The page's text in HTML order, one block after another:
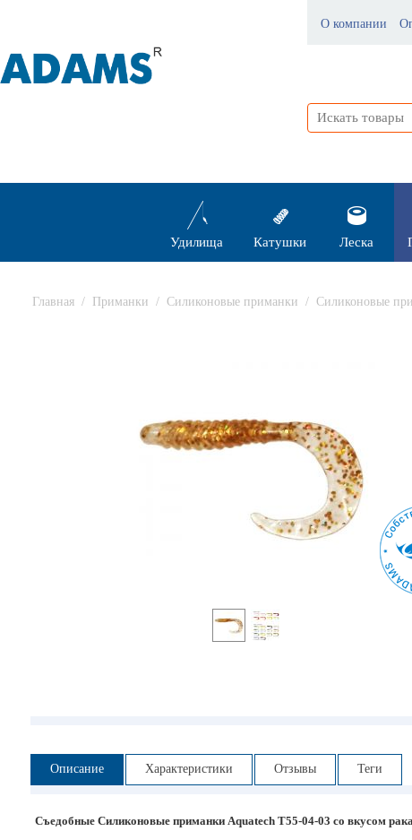
О компании
Удилища Катушки Леска
Главная / Приманки / Силиконовые приманки / Силиконовые
Описание Характеристики Отзывы Теги
Съедобные Силиконовые приманки Aquatech Т55-04-03 со вкусом